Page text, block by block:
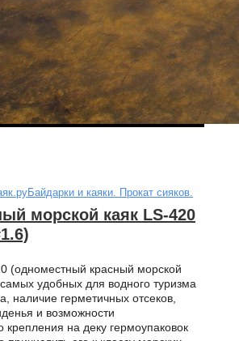
Байдарки и каяки. Прокат сияков.
морской каяк LS-420
(одноместный красный морской
удобных для водного туризма
наличие герметичных отсеков,
и возможности
крепления на деку гермоупаковок